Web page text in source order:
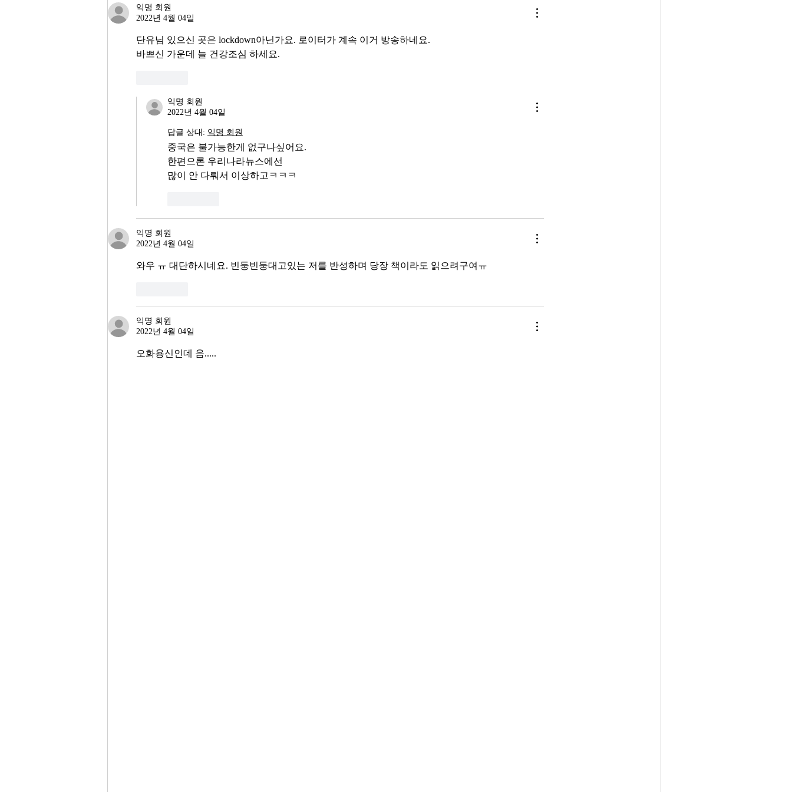
익명 회원
2022년 4월 04일
단유님 있으신 곳은 lockdown아닌가요. 로이터가 계속 이거 방송하네요.
바쁘신 가운데 늘 건강조심 하세요.
익명 회원
2022년 4월 04일
답글 상대: 익명 회원
중국은 불가능한게 없구나싶어요.
한편으론 우리나라뉴스에선
많이 안 다뤄서 이상하고ㅋㅋㅋ
익명 회원
2022년 4월 04일
와우 ㅠ 대단하시네요. 빈둥빈둥대고있는 저를 반성하며 당장 책이라도 읽으려구여ㅠ
익명 회원
2022년 4월 04일
오화용신인데 음.....